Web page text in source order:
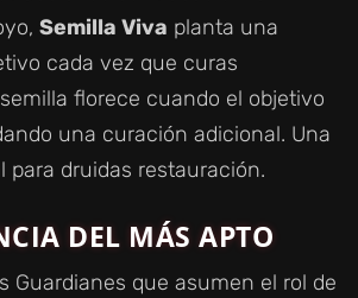
Semilla Viva planta una
cada vez que curas
florece cuando el objetivo
una curación adicional. Una
para druidas restauración.
DEL MÁS APTO
Guardianes que asumen el rol de